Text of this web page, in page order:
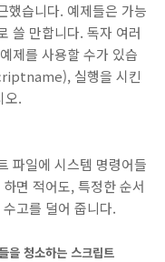
했습니다. 예제들은 가능
쓸 만합니다. 독자 여러
제를 사용할 수가 있습
실행을 시킨
오.
파일에 시스템 명령어들
면 적어도, 특정한 순서
고를 덜어 줍니다.
청소하는 스크립트